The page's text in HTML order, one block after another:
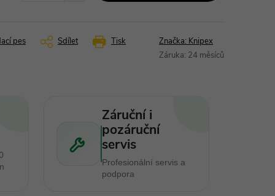
Tisk
pes Sdílet Značka: Knipex
Záruka: 24 měsíců
Záruční i
pozáruční
servis
Profesionální servis a
podpora